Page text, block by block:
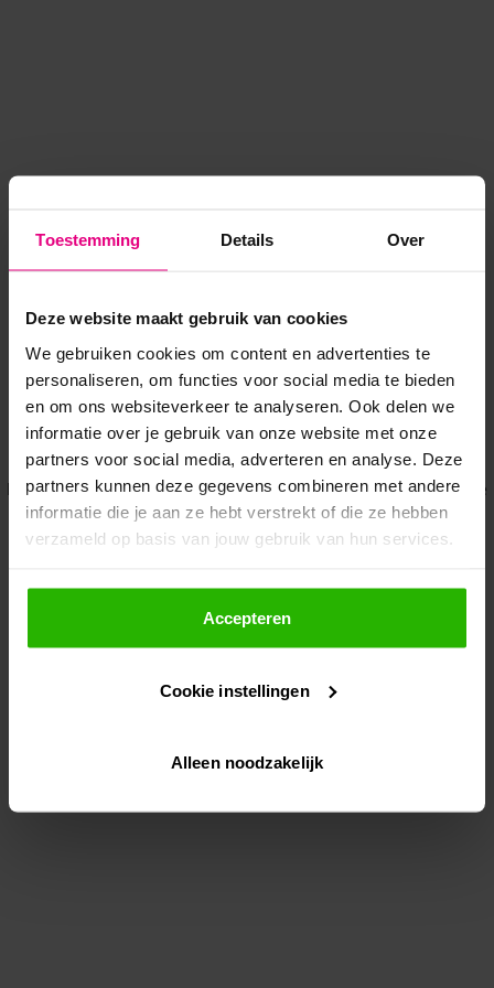
Toestemming Details Over
Deze website maakt gebruik van cookies
We gebruiken cookies om content en advertenties te
personaliseren, om functies voor social media te bieden
en om ons websiteverkeer te analyseren. Ook delen we
informatie over je gebruik van onze website met onze
partners voor social media, adverteren en analyse. Deze
partners kunnen deze gegevens combineren met andere
informatie die je aan ze hebt verstrekt of die ze hebben
verzameld op basis van jouw gebruik van hun services.
Als je op "Accepteer" klikt, dan geef je Voordeeluitjes.nl
toestemming om cookies voor social media en
gepersonaliseerde advertenties te plaatsen.
Lees hier meer over in onsprivacybeleid
Via "Cookie instellingen" kun je ook zelf instellen welke
Accepteren
Cookie instellingen
Alleen noodzakelijk
Application error: a client-side exception has occurred while
loadingwww.voordeeluitjes.nl (see the browser console for more
information).